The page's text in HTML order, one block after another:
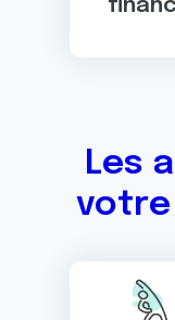
Les